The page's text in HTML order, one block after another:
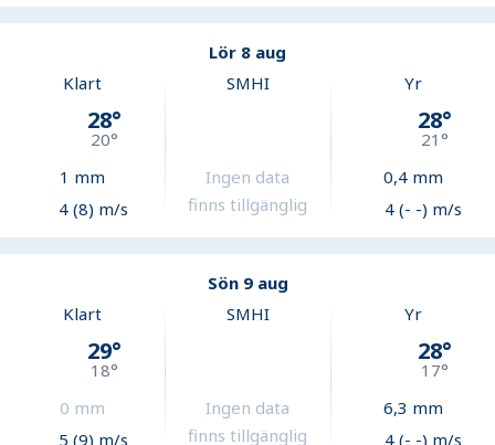
Lör 8 aug
Klart
28°
20°
1 mm
4 (8) m/s
SMHI
Ingen data
finns tillgänglig
Yr
28°
21°
0,4mm
4 (- -) m/s
Sön 9 aug
Klart
29°
18°
0 mm
5 (9) m/s
SMHI
Ingen data
finns tillgänglig
Yr
28°
17°
6,3 mm
4 (- -) m/s